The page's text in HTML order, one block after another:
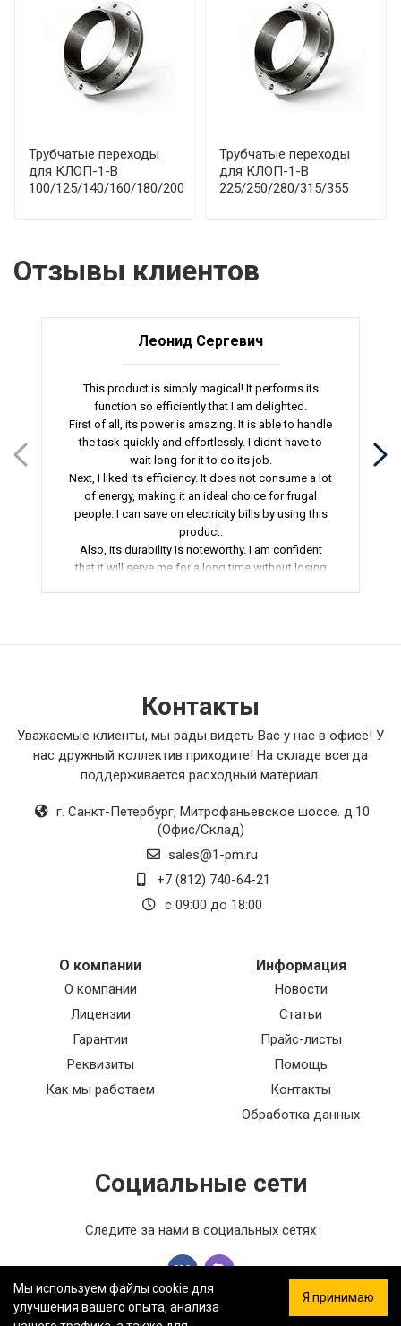
Трубчатые переходы
для КЛОП-1-В
100/125/140/160/180/200
Трубчатые переходы
для КЛОП-1-В
225/250/280/315/355
Отзывы клиентов
Леонид Сергевич
This product is simply magical! It performs its
function so efficiently that I am delighted.
First of all, its power is amazing. It is able to handle
the task quickly and effortlessly. I didn't have to
wait long for it to do its job.
Next, I liked its efficiency. It does not consume a lot
of energy, making it an ideal choice for frugal
people. I can save on electricity bills by using this
product.
Also, its durability is noteworthy. I am confident
that it will serve me for a long time without losing
Контакты
Уважаемые клиенты, мы рады видеть Вас у нас в офисе! У
нас дружный коллектив приходите! На складе всегда
поддерживается расходный материал.
г. Санкт-Петербург, Митрофаньевское шоссе. д.10
(Офис/Склад)
sales@1-pm.ru
+7 (812) 740-64-21
с 09:00 до 18:00
О компании
О компании
Лицензии
Гарантии
Реквизиты
Как мы работаем
Информация
Новости
Статьи
Прайс-листы
Помощь
Контакты
Обработка данных
Социальные сети
Следите за нами в социальных сетях
Мы используем файлы cookie для
улучшения вашего опыта, анализа
Я принимаю